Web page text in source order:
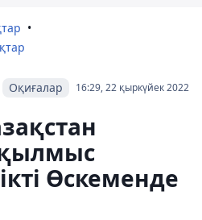
16:29, 22 қыркүйек 2022
Оқиғалар
Өскеменде